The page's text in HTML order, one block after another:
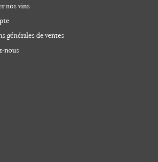
nos vins
générales de ventes
nous